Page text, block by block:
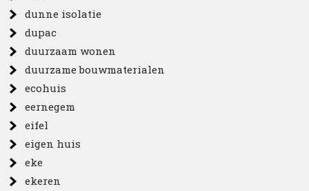
dunne isolatie
dupac
duurzaam wonen
duurzame bouwmaterialen
ecohuis
eernegem
eifel
eigen huis
eke
ekeren